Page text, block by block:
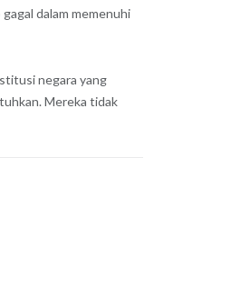
dalam memenuhi
negara yang
Mereka tidak